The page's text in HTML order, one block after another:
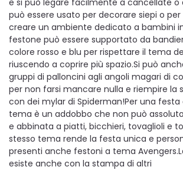
può essere usato per decorare siepi o
creare un ambiente dedicato a bambini
festone può essere supportato da
colore rosso e blu per rispettare il tema
riuscendo a coprire più spazio.Si può
gruppi di palloncini agli angoli magari di
per non farsi mancare nulla e riempire la
con dei mylar di Spiderman!Per una
tema è un addobbo che non può
e abbinata a piatti, bicchieri, tovaglioli e
stesso tema rende la festa unica e
presenti anche festoni a tema
esiste anche con la stampa di altri